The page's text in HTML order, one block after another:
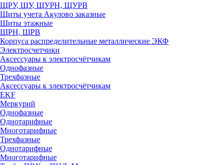
ЩРУ, ЩУ, ЩУРН, ЩУРВ
Щиты учета Акулово заказные
Щиты этажные
ЩРН, ЩРВ
Корпуса распределительные металлические ЭКФ
Электросчетчики
Аксессуары к электросчётчикам
Однофазные
Трехфазные
Аксессуары к электросчётчикам
EKF
Меркурий
Однофазные
Однотарифные
Многотарифные
Трехфазные
Однотарифные
Многотарифные